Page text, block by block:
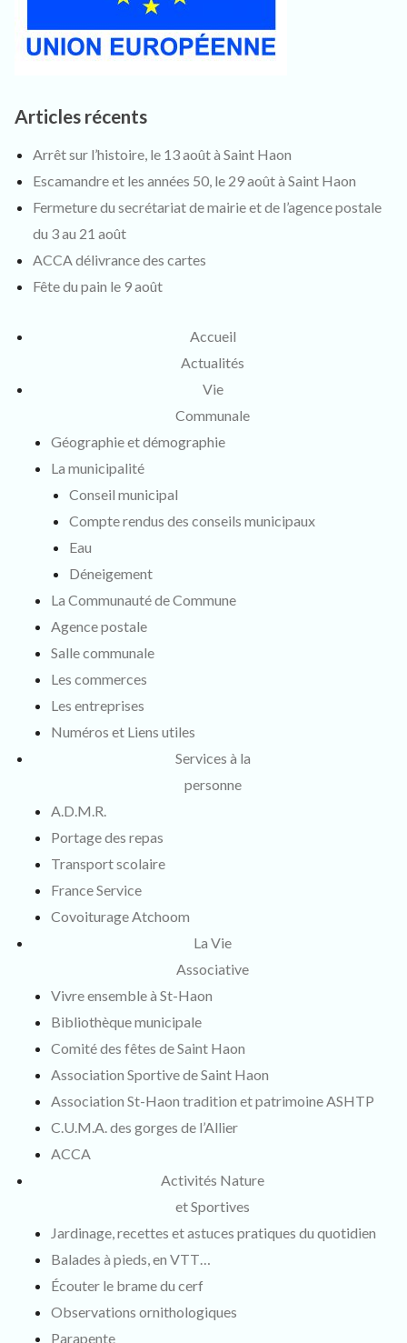
Articles récents
Arrêt sur l’histoire, le 13 août à Saint Haon
Escamandre et les années 50, le 29 août à Saint Haon
Fermeture du secrétariat de mairie et de l’agence postale
du 3 au 21 août
ACCA délivrance des cartes
Fête du pain le 9 août
Accueil
Actualités
Vie
Communale
Géographie et démographie
La municipalité
Conseil municipal
Compte rendus des conseils municipaux
Eau
Déneigement
La Communauté de Commune
Agence postale
Salle communale
Les commerces
Les entreprises
Numéros et Liens utiles
Services à la
personne
A.D.M.R.
Portage des repas
Transport scolaire
France Service
Covoiturage Atchoom
La Vie
Associative
Vivre ensemble à St-Haon
Bibliothèque municipale
Comité des fêtes de Saint Haon
Association Sportive de Saint Haon
Association St-Haon tradition et patrimoine ASHTP
C.U.M.A. des gorges de l’Allier
ACCA
Activités Nature
et Sportives
Jardinage, recettes et astuces pratiques du quotidien
Balades à pieds, en VTT…
Écouter le brame du cerf
Observations ornithologiques
Parapente